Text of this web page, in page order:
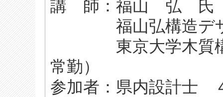
講 師：福山 弘 氏
福山弘構造デ
東京大学木質構
常勤）
参加者：県内設計士